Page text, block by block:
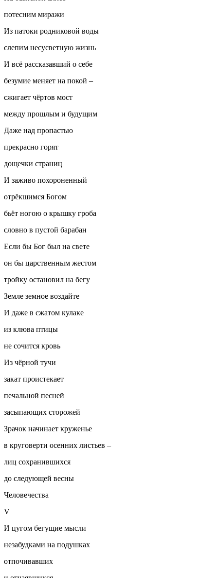
потесним миражи
Из патоки родниковой воды
слепим несусветную жизнь
И всё рассказавший о себе
безумие меняет на покой –
сжигает чёртов мост
между прошлым и будущим
Даже над пропастью
прекрасно горят
дощечки страниц
И заживо похороненный
отрёкшимся Богом
бьёт ногою о крышку гроба
словно в пустой барабан
Если бы Бог был на свете
он бы царственным жестом
тройку остановил на бегу
Земле земное воздайте
И даже в сжатом кулаке
из клюва птицы
не сочится кровь
Из чёрной тучи
закат проистекает
печальной песней
засыпающих сторожей
Зрачок начинает круженье
в круговерти осенних листьев –
лиц сохранившихся
до следующей весны
Человечества
V
И цугом бегущие мысли
незабудками на подушках
отпочивавших